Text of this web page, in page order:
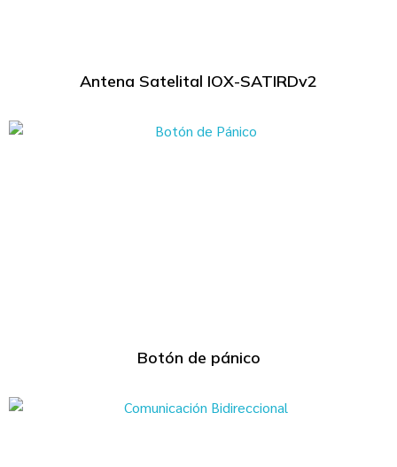
Antena Satelital IOX-SATIRDv2
Botón de pánico